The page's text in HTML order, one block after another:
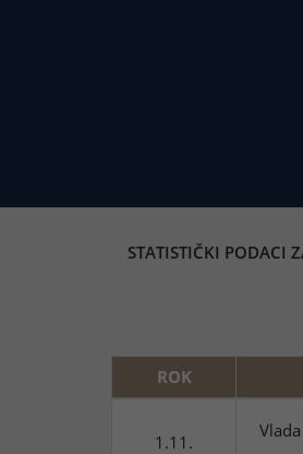
STATISTIČKI PODACI
ROK
1.11.